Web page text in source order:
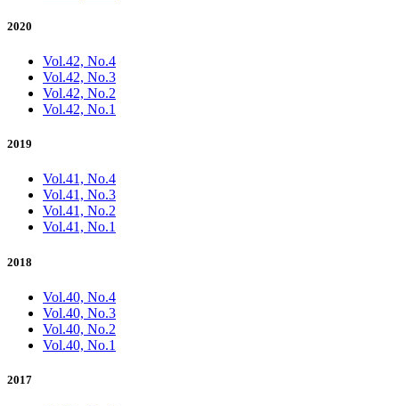
2020
Vol.42, No.4
Vol.42, No.3
Vol.42, No.2
Vol.42, No.1
2019
Vol.41, No.4
Vol.41, No.3
Vol.41, No.2
Vol.41, No.1
2018
Vol.40, No.4
Vol.40, No.3
Vol.40, No.2
Vol.40, No.1
2017